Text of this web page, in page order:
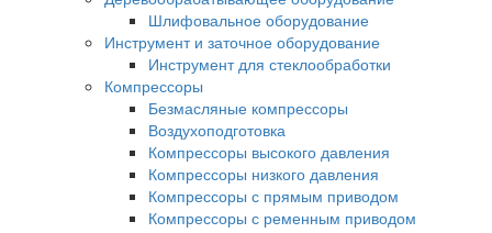
Шлифовальное оборудование
Инструмент и заточное оборудование
Инструмент для стеклообработки
Компрессоры
Безмасляные компрессоры
Воздухоподготовка
Компрессоры высокого давления
Компрессоры низкого давления
Компрессоры с прямым приводом
Компрессоры с ременным приводом